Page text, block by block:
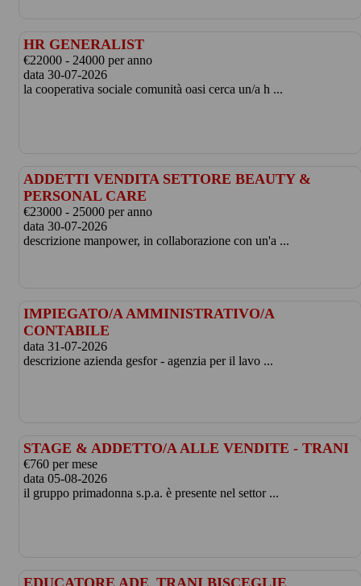
HR GENERALIST
€22000 - 24000 per anno
data 30-07-2026
la cooperativa sociale comunità oasi cerca un/a h ...
ADDETTI VENDITA SETTORE BEAUTY &
PERSONAL CARE
€23000 - 25000 per anno
data 30-07-2026
descrizione manpower, in collaborazione con un'a ...
IMPIEGATO/A AMMINISTRATIVO/A
CONTABILE
data 31-07-2026
descrizione azienda gesfor - agenzia per il lavo ...
STAGE & ADDETTO/A ALLE VENDITE - TRANI
€760 per mese
data 05-08-2026
il gruppo primadonna s.p.a. è presente nel settor ...
EDUCATORE ADE_TRANI BISCEGLIE